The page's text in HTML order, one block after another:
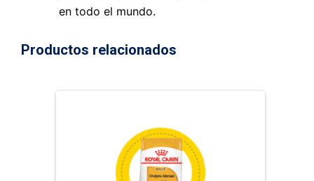
en todo el mundo.
Productos relacionados